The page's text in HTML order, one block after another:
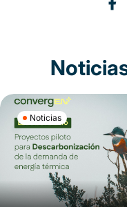
Noticias